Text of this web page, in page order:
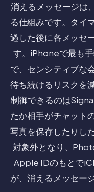
消えるメッセージは
る仕組みです。タイ
過した後に各メッセ
す。iPhoneで最も
で、センシティブな
待ち続けるリスクを
制御できるのは
たか相手がチャット
写真を保存したりし
対象外となり、
Apple IDのもとで
が、消えるメッセー